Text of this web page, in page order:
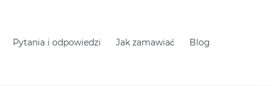
Pytania i odpowiedzi Jak zamawiać Blog